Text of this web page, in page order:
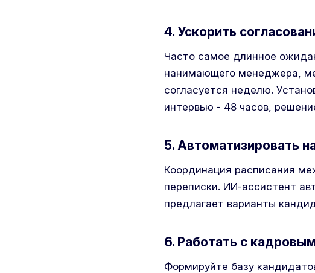
4. Ускорить
Часто самое длинное
нанимающего менеджера,
согласуется неделю.
интервью - 48 часов,
5. Автоматизировать
Координация расписания
переписки. ИИ-ассистент
предлагает варианты
6. Работать с
Формируйте базу